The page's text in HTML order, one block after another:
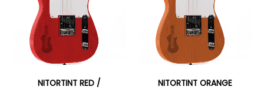
NITORTINT RED /
NITORTINT ORANGE